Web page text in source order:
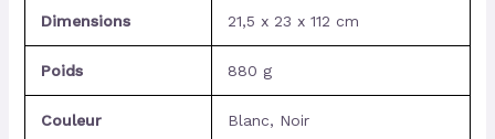
Dimensions 21,5 x 23 x 112 cm
Poids 880 g
Couleur Blanc, Noir